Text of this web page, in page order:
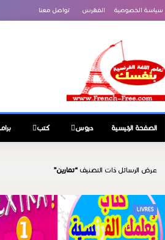
سياسة الخصوصية الفهرس تواصل معنا
الصفحة الرئيسية دروس كتب
عرض الرسائل ذات التصنيف تمارين
LIVRES